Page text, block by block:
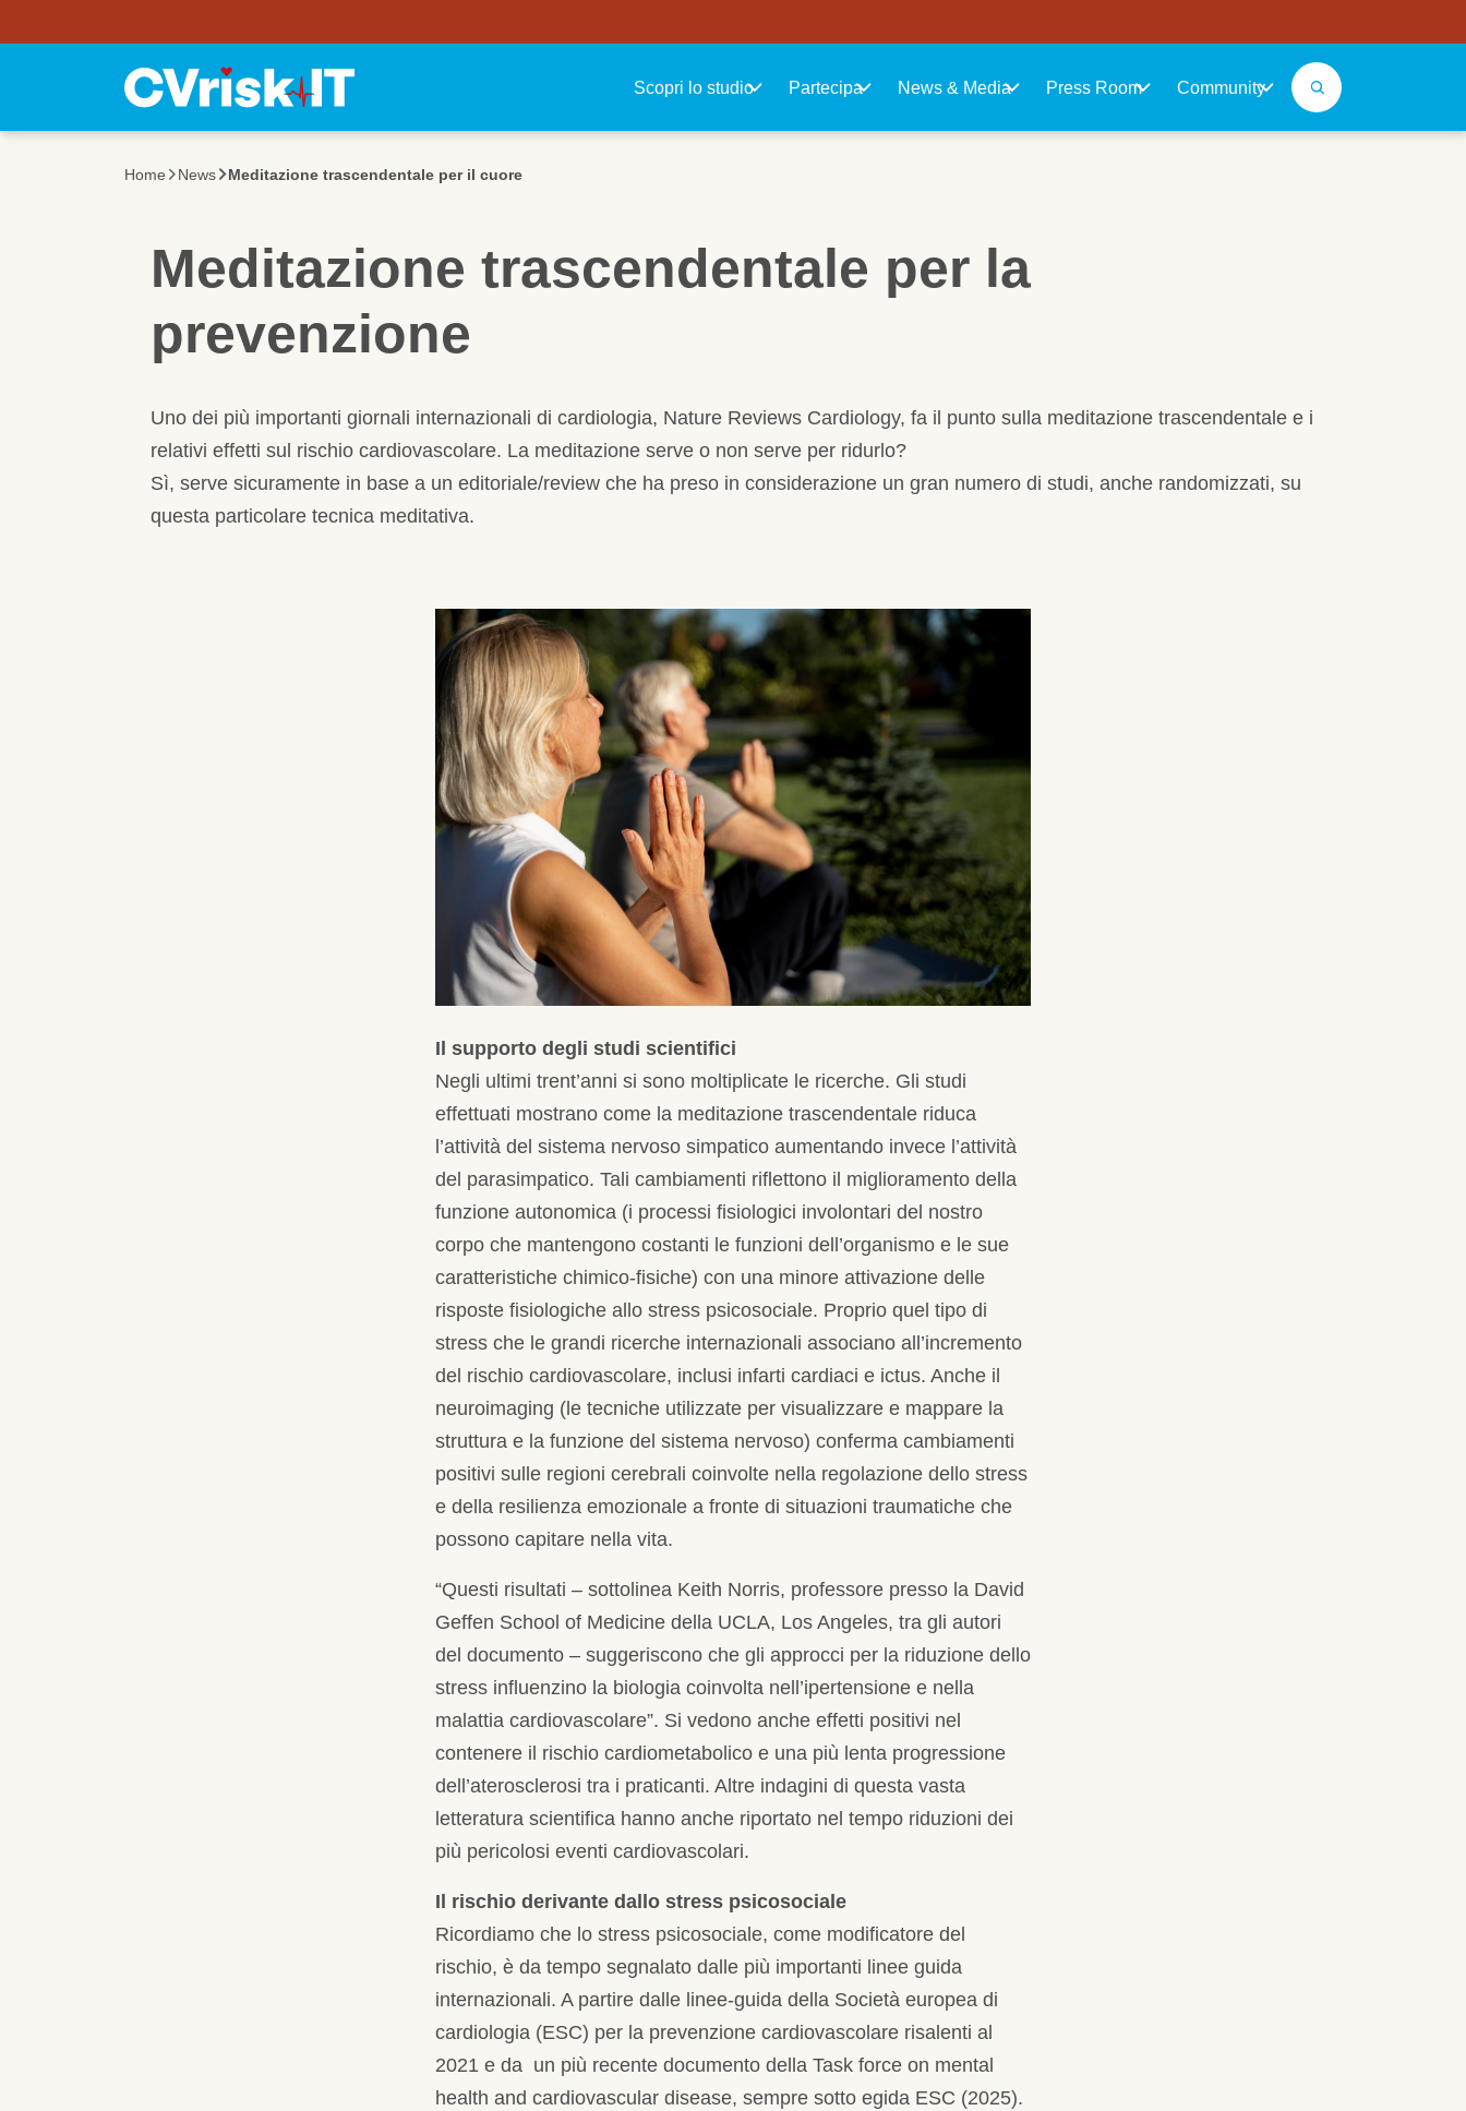
Navigazione principale
Scopri lo studio Partecipa News & Media Press Room Community
Home News Meditazione trascendentale per il cuore
Meditazione trascendentale per la
prevenzione
Uno dei più importanti giornali internazionali di cardiologia, Nature Reviews Cardiology, fa il punto sulla meditazione trascendentale e i
relativi effetti sul rischio cardiovascolare. La meditazione serve o non serve per ridurlo?
Sì, serve sicuramente in base a un editoriale/review che ha preso in considerazione un gran numero di studi, anche randomizzati, su
questa particolare tecnica meditativa.
Il supporto degli studi scientifici
Negli ultimi trent’anni si sono moltiplicate le ricerche. Gli studi
effettuati mostrano come la meditazione trascendentale riduca
l’attività del sistema nervoso simpatico aumentando invece l’attività
del parasimpatico. Tali cambiamenti riflettono il miglioramento della
funzione autonomica (i processi fisiologici involontari del nostro
corpo che mantengono costanti le funzioni dell’organismo e le sue
caratteristiche chimico-fisiche) con una minore attivazione delle
risposte fisiologiche allo stress psicosociale. Proprio quel tipo di
stress che le grandi ricerche internazionali associano all’incremento
del rischio cardiovascolare, inclusi infarti cardiaci e ictus. Anche il
neuroimaging (le tecniche utilizzate per visualizzare e mappare la
struttura e la funzione del sistema nervoso) conferma cambiamenti
positivi sulle regioni cerebrali coinvolte nella regolazione dello stress
e della resilienza emozionale a fronte di situazioni traumatiche che
possono capitare nella vita.
“Questi risultati – sottolinea Keith Norris, professore presso la David
Geffen School of Medicine della UCLA, Los Angeles, tra gli autori
del documento – suggeriscono che gli approcci per la riduzione dello
stress influenzino la biologia coinvolta nell’ipertensione e nella
malattia cardiovascolare”. Si vedono anche effetti positivi nel
contenere il rischio cardiometabolico e una più lenta progressione
dell’aterosclerosi tra i praticanti. Altre indagini di questa vasta
letteratura scientifica hanno anche riportato nel tempo riduzioni dei
più pericolosi eventi cardiovascolari.
Il rischio derivante dallo stress psicosociale
Ricordiamo che lo stress psicosociale, come modificatore del
rischio, è da tempo segnalato dalle più importanti linee guida
internazionali. A partire dalle linee-guida della Società europea di
cardiologia (ESC) per la prevenzione cardiovascolare risalenti al
2021 e da un più recente documento della Task force on mental
health and cardiovascular disease, sempre sotto egida ESC (2025).